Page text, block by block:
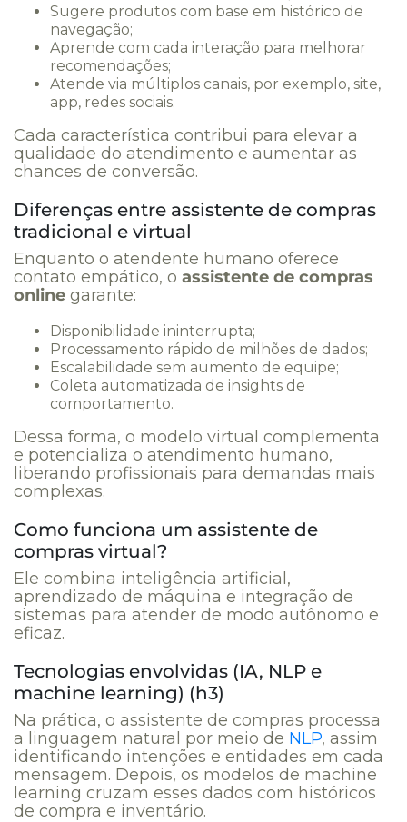
Sugere produtos com base em histórico de
navegação;
Aprende com cada interação para melhorar
recomendações;
Atende via múltiplos canais, por exemplo, site,
app, redes sociais.
Cada característica contribui para elevar a
qualidade do atendimento e aumentar as
chances de conversão.
Diferenças entre assistente de compras
tradicional e virtual
Enquanto o atendente humano oferece
contato empático, o assistente de compras
online garante:
Disponibilidade ininterrupta;
Processamento rápido de milhões de dados;
Escalabilidade sem aumento de equipe;
Coleta automatizada de insights de
comportamento.
Dessa forma, o modelo virtual complementa
e potencializa o atendimento humano,
liberando profissionais para demandas mais
complexas.
Como funciona um assistente de
compras virtual?
Ele combina inteligência artificial,
aprendizado de máquina e integração de
sistemas para atender de modo autônomo e
eficaz.
Tecnologias envolvidas (IA, NLP e
machine learning) (h3)
Na prática, o assistente de compras processa
a linguagem natural por meio de NLP, assim
identificando intenções e entidades em cada
mensagem. Depois, os modelos de machine
learning cruzam esses dados com históricos
de compra e inventário.